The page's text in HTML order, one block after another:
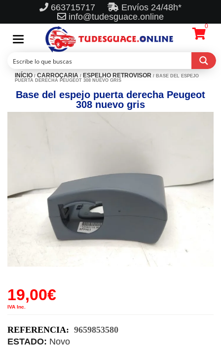
663715717
Envíos 24/48h*
info@tudesguace.online
Toggle
navigation
0
INÍCIO / CARROÇARIA / ESPELHO RETROVISOR / BASE DEL ESPEJO
PUERTA DERECHA PEUGEOT 308 NUEVO GRIS
Base del espejo puerta derecha Peugeot
308 nuevo gris
19,00€
IVA Inc.
REFERENCIA: 9659853580
ESTADO: Novo